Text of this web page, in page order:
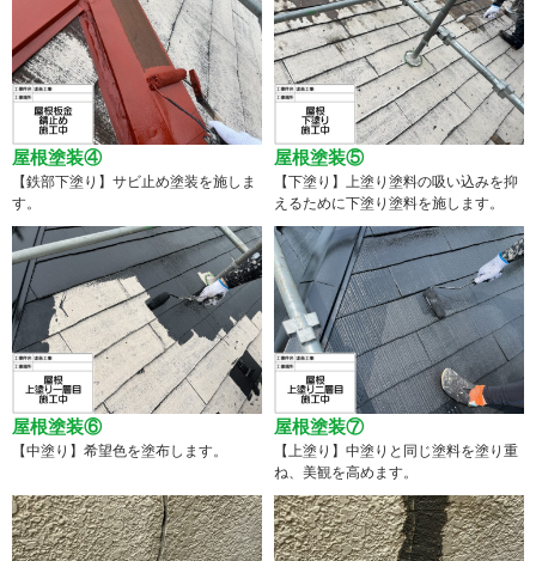
屋根塗装④
【鉄部下塗り】サビ止め塗装を施しま
す。
屋根塗装⑤
【下塗り】上塗り塗料の吸い込みを抑
えるために下塗り塗料を施します。
屋根塗装⑥
【中塗り】希望色を塗布します。
屋根塗装⑦
【上塗り】中塗りと同じ塗料を塗り重
ね、美観を高めます。